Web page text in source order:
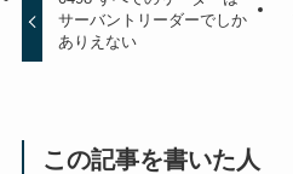
サーバントリーダーでしか
ありえない
この記事を書いた人